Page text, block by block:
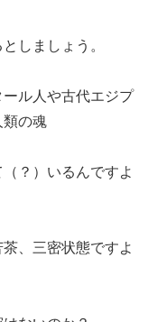
しましょう。
ル人や古代エジプ
類の魂
？）いるんですよ
、三密状態ですよ